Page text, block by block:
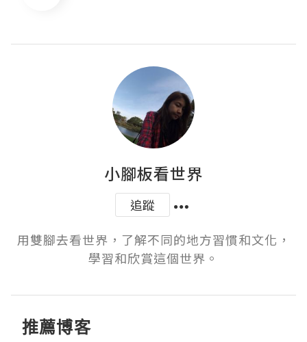
小腳板看世界
追蹤
用雙腳去看世界，了解不同的地方習慣和文化，
學習和欣賞這個世界。
推薦博客